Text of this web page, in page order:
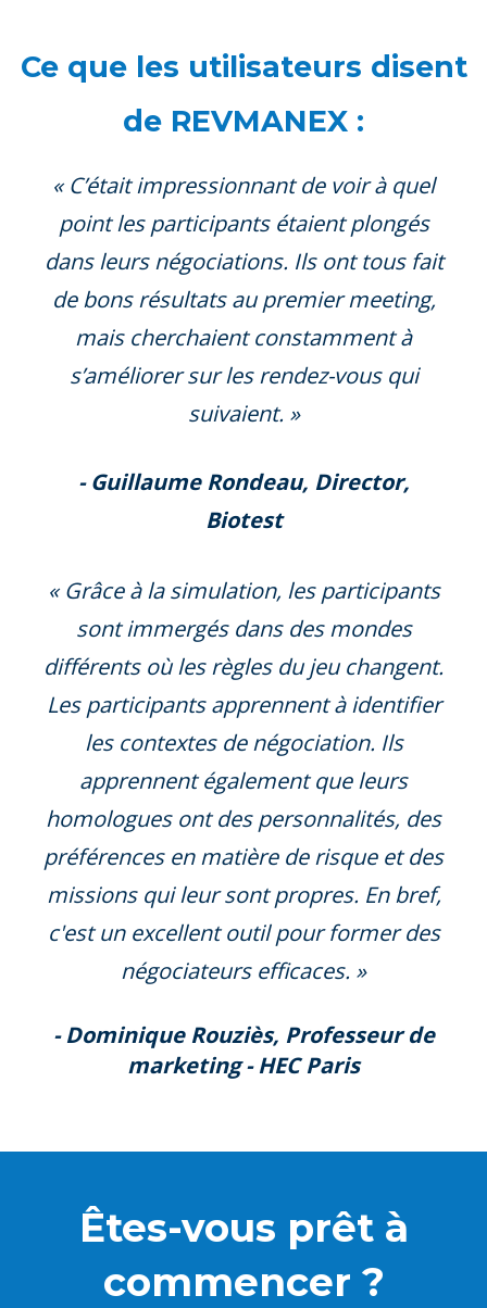
Ce que les utilisateurs disent
de REVMANEX :
« C’était impressionnant de voir à quel
point les participants étaient plongés
dans leurs négociations. Ils ont tous fait
de bons résultats au premier meeting,
mais cherchaient constamment à
s’améliorer sur les rendez-vous qui
suivaient. »
- Guillaume Rondeau, Director,
Biotest
« Grâce à la simulation, les participants
sont immergés dans des mondes
différents où les règles du jeu changent.
Les participants apprennent à identifier
les contextes de négociation. Ils
apprennent également que leurs
homologues ont des personnalités, des
préférences en matière de risque et des
missions qui leur sont propres. En bref,
c'est un excellent outil pour former des
négociateurs efficaces. »
- Dominique Rouziès, Professeur de
marketing - HEC Paris
Êtes-vous prêt à
commencer ?